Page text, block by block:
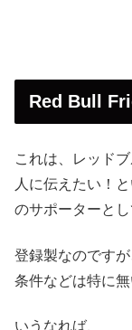
Red Bull
これは、レッド
人に伝えたい！
のサポーターとし
登録製なのですが
条件などは特に無
いうなれば、